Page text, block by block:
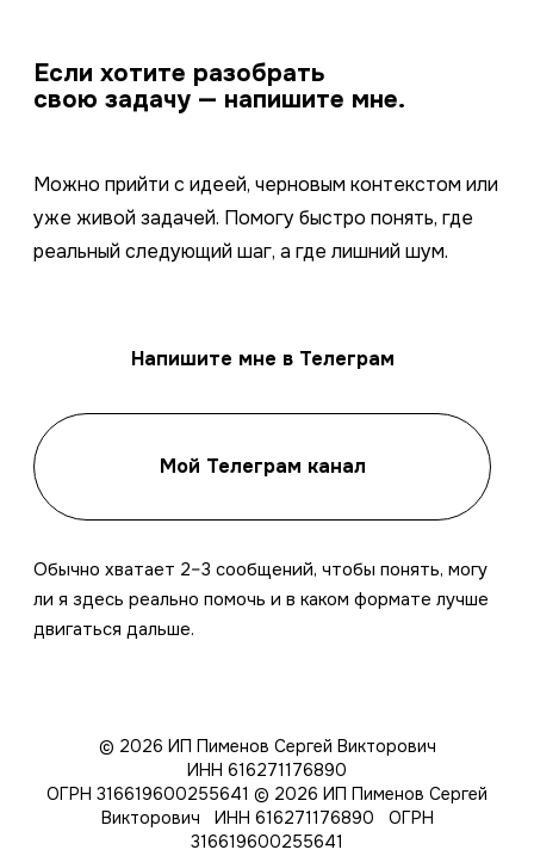
Если хотите разобрать
свою задачу — напишите мне.
Можно прийти с идеей, черновым контекстом или
уже живой задачей. Помогу быстро понять, где
реальный следующий шаг, а где лишний шум.
Напишите мне в Телеграм
Мой Телеграм канал
Обычно хватает 2–3 сообщений, чтобы понять, могу
ли я здесь реально помочь и в каком формате лучше
двигаться дальше.
© 2026 ИП Пименов Сергей Викторович
ИНН 616271176890
ОГРН 316619600255641 © 2026 ИП Пименов Сергей
Викторович ИНН 616271176890 ОГРН
316619600255641